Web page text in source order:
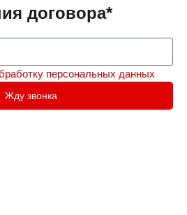
договора*
персональных данных
Жду звонка